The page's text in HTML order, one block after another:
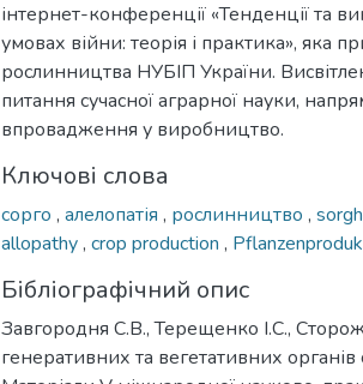
інтернет-конференції «Тенденції та
умовах війни: теорія і практика», яка
рослинництва НУБІП України.
питання сучасної аграрної науки,
впровадження у виробництво.
Ключові слова
сорго , алелопатія , рослинництво ,
allopathy, crop production ,
Бібліографічний опис
Завгородня С.В., Терещенко І.С.,
генеративних та вегетативних органів